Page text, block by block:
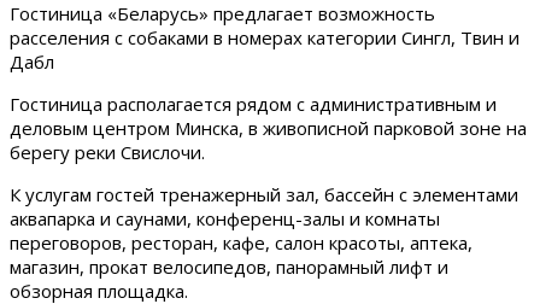
Гостиница «Беларусь» предлагает возможность
расселения с собаками в номерах категории Сингл, Твин и
Дабл
Гостиница располагается рядом с административным и
деловым центром Минска, в живописной парковой зоне на
берегу реки Свислочи.
К услугам гостей тренажерный зал, бассейн с элементами
аквапарка и саунами, конференц-залы и комнаты
переговоров, ресторан, кафе, салон красоты, аптека,
магазин, прокат велосипедов, панорамный лифт и
обзорная площадка.